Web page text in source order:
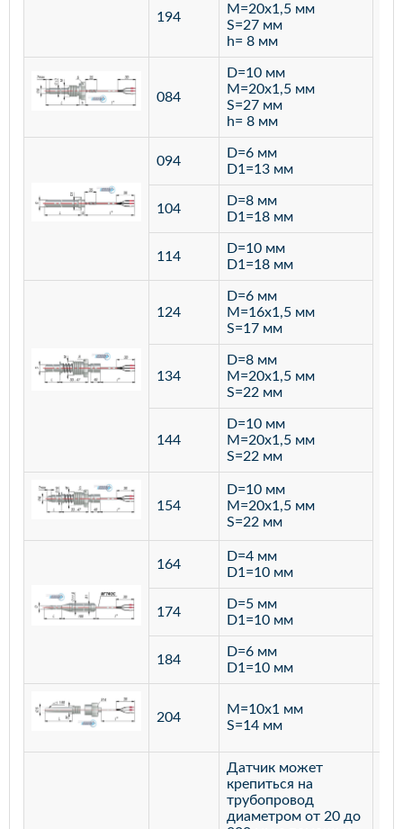
194
M=20х1,5 мм
S=27 мм
h= 8 мм
084
D=10 мм
M=20х1,5 мм
S=27 мм
h= 8 мм
094
D=6 мм
D1=13 мм
104
D=8 мм
D1=18 мм
114
D=10 мм
D1=18 мм
124
D=6 мм
M=16х1,5 мм
S=17 мм
134
D=8 мм
M=20х1,5 мм
S=22 мм
144
D=10 мм
M=20х1,5 мм
S=22 мм
154
D=10 мм
M=20х1,5 мм
S=22 мм
164
D=4 мм
D1=10 мм
174
D=5 мм
D1=10 мм
184
D=6 мм
D1=10 мм
204
M=10х1 мм
S=14 мм
Датчик может
крепиться на
трубопровод
диаметром от 20 до